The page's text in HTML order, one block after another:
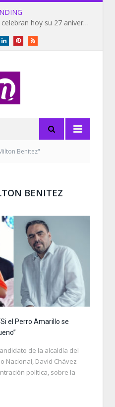
Barack y Michelle Obama celebran hoy su 27 aniversario de bodas
LinkedInPinterestRSS
Benitez"
BENITEZ
el Perro Amarillo se
de la alcaldía del
Nacional, David Chávez
política, sobre la